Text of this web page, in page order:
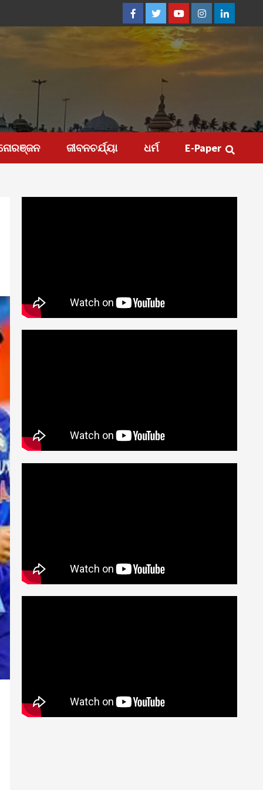
FacebookTwitterYoutubeInstagramLinkedin
ଜୀବନଚର୍ଯ୍ୟା ଧର୍ମ E-Paper